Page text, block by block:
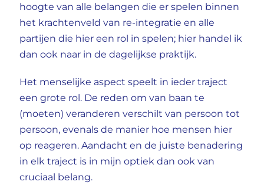
hoogte van alle belangen die er spelen binnen
het krachtenveld van re-integratie en alle
partijen die hier een rol in spelen; hier handel ik
dan ook naar in de dagelijkse praktijk.
Het menselijke aspect speelt in ieder traject
een grote rol. De reden om van baan te
(moeten) veranderen verschilt van persoon tot
persoon, evenals de manier hoe mensen hier
op reageren. Aandacht en de juiste benadering
in elk traject is in mijn optiek dan ook van
cruciaal belang.